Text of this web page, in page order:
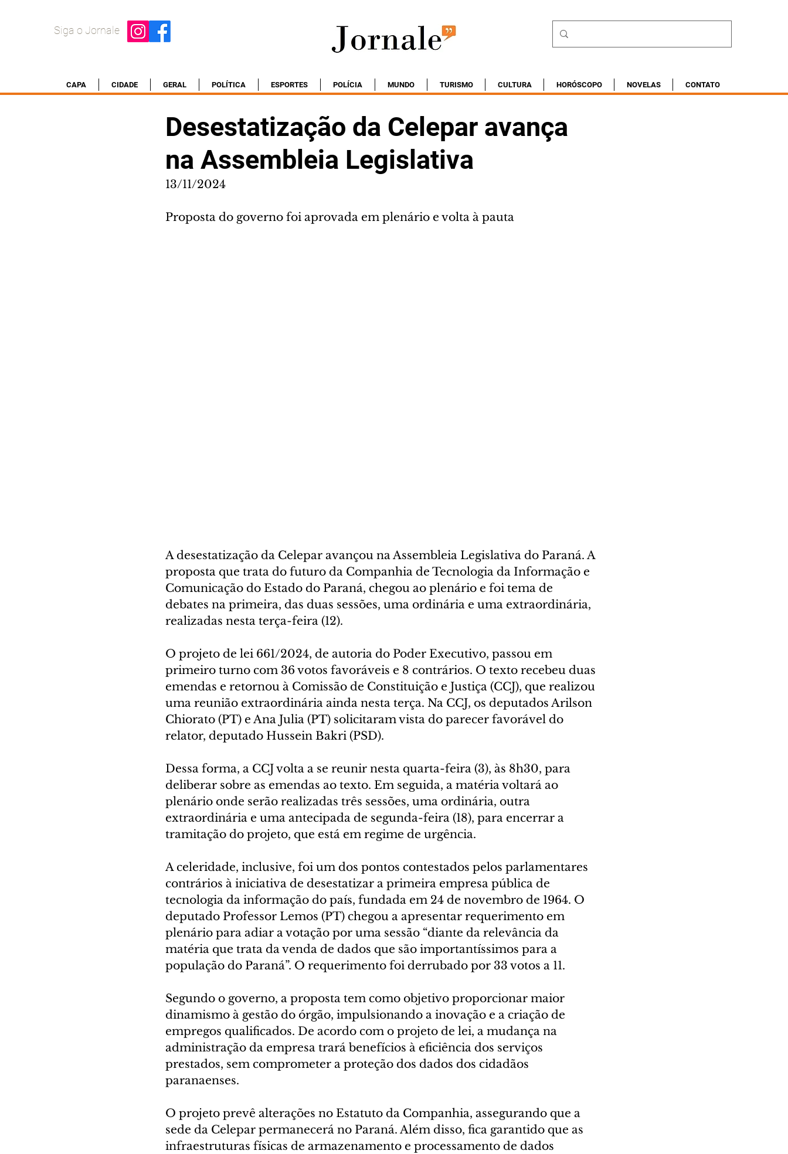
Siga o Jornale
CAPA CIDADE GERAL POLÍTICA ESPORTES POLÍCIA MUNDO TURISMO CULTURA HORÓSCOPO NOVELAS CONTATO
Desestatização da Celepar avança
na Assembleia Legislativa
13/11/2024
Proposta do governo foi aprovada em plenário e volta à pauta
A desestatização da Celepar avançou na Assembleia Legislativa do Paraná. A
proposta que trata do futuro da Companhia de Tecnologia da Informação e
Comunicação do Estado do Paraná, chegou ao plenário e foi tema de
debates na primeira, das duas sessões, uma ordinária e uma extraordinária,
realizadas nesta terça-feira (12).
O projeto de lei 661/2024, de autoria do Poder Executivo, passou em
primeiro turno com 36 votos favoráveis e 8 contrários. O texto recebeu duas
emendas e retornou à Comissão de Constituição e Justiça (CCJ), que realizou
uma reunião extraordinária ainda nesta terça. Na CCJ, os deputados Arilson
Chiorato (PT) e Ana Julia (PT) solicitaram vista do parecer favorável do
relator, deputado Hussein Bakri (PSD).
Dessa forma, a CCJ volta a se reunir nesta quarta-feira (3), às 8h30, para
deliberar sobre as emendas ao texto. Em seguida, a matéria voltará ao
plenário onde serão realizadas três sessões, uma ordinária, outra
extraordinária e uma antecipada de segunda-feira (18), para encerrar a
tramitação do projeto, que está em regime de urgência.
A celeridade, inclusive, foi um dos pontos contestados pelos parlamentares
contrários à iniciativa de desestatizar a primeira empresa pública de
tecnologia da informação do país, fundada em 24 de novembro de 1964. O
deputado Professor Lemos (PT) chegou a apresentar requerimento em
plenário para adiar a votação por uma sessão “diante da relevância da
matéria que trata da venda de dados que são importantíssimos para a
população do Paraná”. O requerimento foi derrubado por 33 votos a 11.
Segundo o governo, a proposta tem como objetivo proporcionar maior
dinamismo à gestão do órgão, impulsionando a inovação e a criação de
empregos qualificados. De acordo com o projeto de lei, a mudança na
administração da empresa trará benefícios à eficiência dos serviços
prestados, sem comprometer a proteção dos dados dos cidadãos
paranaenses.
O projeto prevê alterações no Estatuto da Companhia, assegurando que a
sede da Celepar permanecerá no Paraná. Além disso, fica garantido que as
infraestruturas físicas de armazenamento e processamento de dados